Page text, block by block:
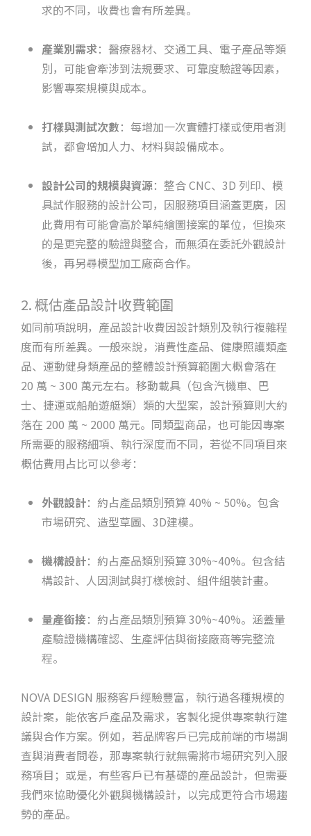
求的不同，收費也會有所差異。
產業別需求：醫療器材、交通工具、電子產品等類
別，可能會牽涉到法規要求、可靠度驗證等因素，
影響專案規模與成本。
打樣與測試次數：每增加一次實體打樣或使用者測
試，都會增加人力、材料與設備成本。
設計公司的規模與資源：整合 CNC、3D 列印、模
具試作服務的設計公司，因服務項目涵蓋更廣，因
此費用有可能會高於單純繪圖接案的單位，但換來
的是更完整的驗證與整合，而無須在委託外觀設計
後，再另尋模型加工廠商合作。
2. 概估產品設計收費範圍
如同前項說明，產品設計收費因設計類別及執行複雜程
度而有所差異。一般來說，消費性產品、健康照護類產
品、運動健身類產品的整體設計預算範圍大概會落在
20 萬 ~ 300 萬元左右。移動載具（包含汽機車、巴
士、捷運或船舶遊艇類）類的大型案，設計預算則大約
落在 200 萬 ~ 2000 萬元。同類型商品，也可能因專案
所需要的服務細項、執行深度而不同，若從不同項目來
概估費用占比可以參考：
外觀設計：約占產品類別預算 40% ~ 50%。包含
市場研究、造型草圖、3D建模。
機構設計：約占產品類別預算 30%~40%。包含結
構設計、人因測試與打樣檢討、組件組裝計畫。
量產銜接：約占產品類別預算 30%~40%。涵蓋量
產驗證機構確認、生產評估與銜接廠商等完整流
程。
NOVA DESIGN 服務客戶經驗豐富，執行過各種規模的
設計案，能依客戶產品及需求，客製化提供專案執行建
議與合作方案。例如，若品牌客戶已完成前端的市場調
查與消費者問卷，那專案執行就無需將市場研究列入服
務項目；或是，有些客戶已有基礎的產品設計，但需要
我們來協助優化外觀與機構設計，以完成更符合市場趨
勢的產品。